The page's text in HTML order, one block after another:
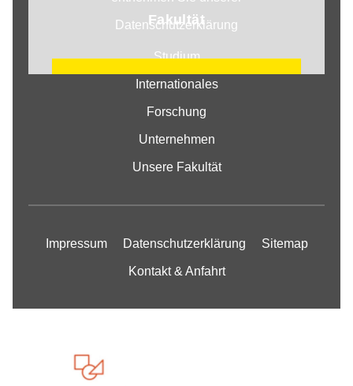
Datenschutzerklärung
COOKIE EINSTELLUNGEN
Fakultät
Studium
Internationales
Forschung
Unternehmen
Unsere Fakultät
Impressum Datenschutzerklärung Sitemap
Kontakt & Anfahrt